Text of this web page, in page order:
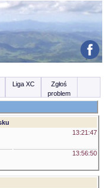
Liga XC
Zgłoś
problem
13:21:47
13:56:50